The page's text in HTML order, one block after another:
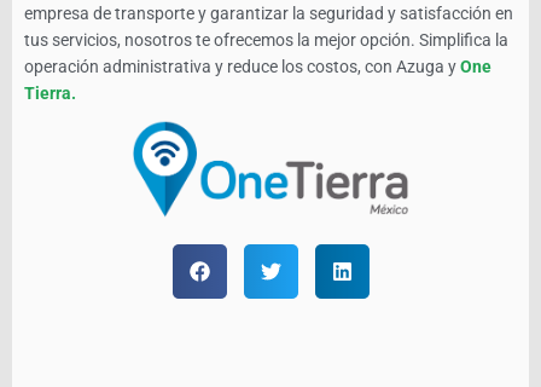
empresa de transporte y garantizar la seguridad y satisfacción en
tus servicios, nosotros te ofrecemos la mejor opción. Simplifica la
operación administrativa y reduce los costos, con Azuga yOne
Tierra.